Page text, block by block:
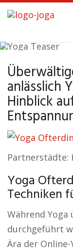
Skip
to
content
anlässlich
Hinblick
Partnerstädte:
Yoga
Techniken
Während Yoga
durchgeführt
Ära der